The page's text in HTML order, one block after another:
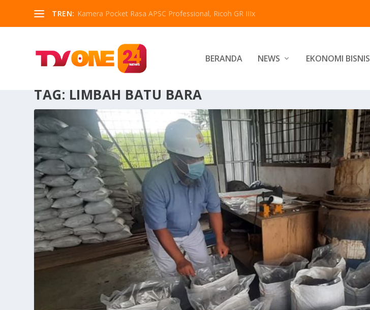
TREN: Kamera Pocket Rasa APSC Professional, Ricoh GR IIIx
BERANDA NEWS EKONOMI BISNIS
TAG: LIMBAH BATU BARA